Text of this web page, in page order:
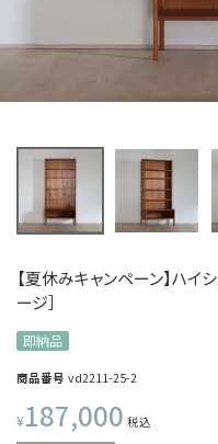
【夏休みキャンペーン】ハイ
ージ］
即納品
商品番号 vd2211-25-2
¥187,000 税込